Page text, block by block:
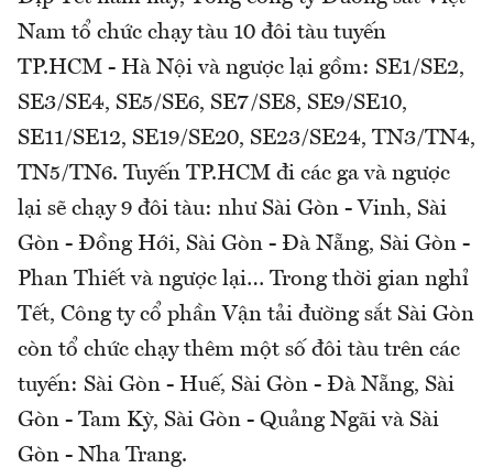
Nam tổ chức chạy tàu 10 đôi tàu tuyến
TP.HCM - Hà Nội và ngược lại gồm: SE1/SE2,
SE3/SE4, SE5/SE6, SE7/SE8, SE9/SE10,
SE11/SE12, SE19/SE20, SE23/SE24, TN3/TN4,
TN5/TN6. Tuyến TP.HCM đi các ga và ngược
lại sẽ chạy 9 đôi tàu: như Sài Gòn - Vinh, Sài
Gòn - Đồng Hới, Sài Gòn - Đà Nẵng, Sài Gòn -
Phan Thiết và ngược lại… Trong thời gian nghỉ
Tết, Công ty cổ phần Vận tải đường sắt Sài Gòn
còn tổ chức chạy thêm một số đôi tàu trên các
tuyến: Sài Gòn - Huế, Sài Gòn - Đà Nẵng, Sài
Gòn - Tam Kỳ, Sài Gòn - Quảng Ngãi và Sài
Gòn - Nha Trang.